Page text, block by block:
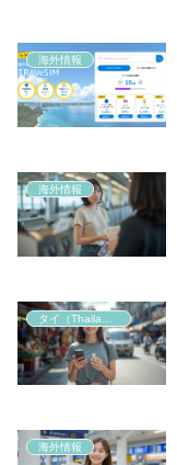
海外情報
海外情報
海外情報